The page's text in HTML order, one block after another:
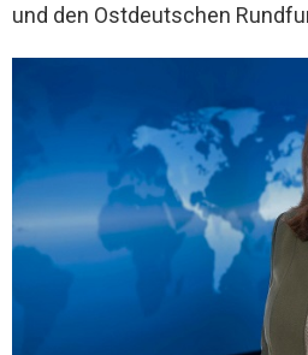
und den Ostdeutschen